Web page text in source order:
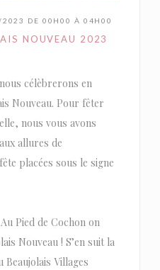
DE 00H00 À 04H00
NOUVEAU 2023
célèbrerons en
Nouveau. Pour fêter
nous vous avons
allures de
placées sous le signe
Pied de Cochon on
Nouveau ! S’en suit la
Beaujolais Villages